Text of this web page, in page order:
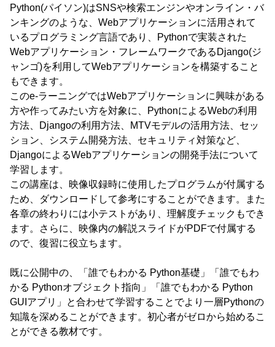
Python(パイソン)はSNSや検索エンジンやオンライン・バ
ンキングのような、Webアプリケーションに活用されて
いるプログラミング言語であり、Pythonで実装された
Webアプリケーション・フレームワークであるDjango(ジ
ャンゴ)を利用してWebアプリケーションを構築すること
もできます。
このe-ラーニングではWebアプリケーションに興味がある
方や作ってみたい方を対象に、PythonによるWebの利用
方法、Djangoの利用方法、MTVモデルの活用方法、セッ
ション、システム開発方法、セキュリティ対策など、
DjangoによるWebアプリケーションの開発手法について
学習します。
この講座は、映像収録時に使用したプログラムが付属する
ため、ダウンロードして参考にすることができます。また
各章の終わりには小テストがあり、理解度チェックもでき
ます。さらに、映像内の解説スライドがPDFで付属する
ので、復習に役立ちます。
既に公開中の、「誰でもわかる Python基礎」「誰でもわ
かる Pythonオブジェクト指向」「誰でもわかる Python
GUIアプリ」と合わせて学習することでより一層Pythonの
知識を深めることができます。初心者がゼロから始めるこ
とができる教材です。